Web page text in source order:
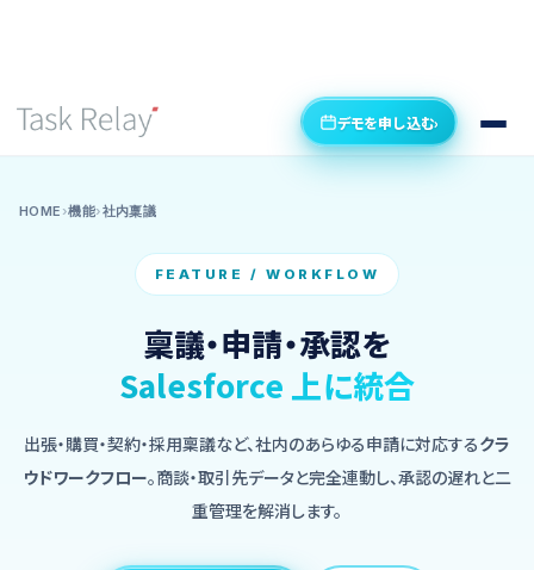
デモを申し込む›
HOME ›機能›社内稟議
FEATURE / WORKFLOW
稟議・申請・承認を
Salesforce 上に統合
出張・購買・契約・採用稟議など、社内のあらゆる申請に対応するクラ
ウドワークフロー。商談・取引先データと完全連動し、承認の遅れと二
重管理を解消します。